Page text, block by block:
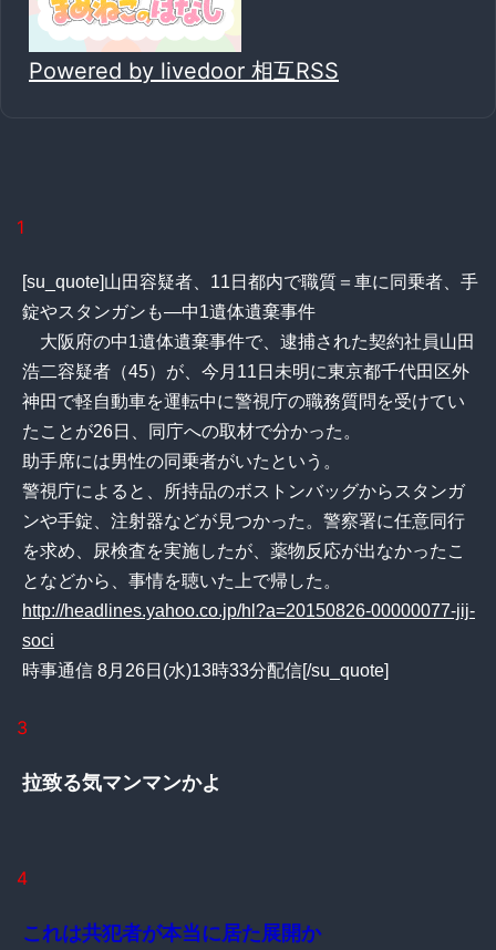
Powered by livedoor 相互RSS
1
[su_quote]山田容疑者、11日都内で職質＝車に同乗者、手
錠やスタンガンも―中1遺体遺棄事件
大阪府の中1遺体遺棄事件で、逮捕された契約社員山田
浩二容疑者（45）が、今月11日未明に東京都千代田区外
神田で軽自動車を運転中に警視庁の職務質問を受けてい
たことが26日、同庁への取材で分かった。
助手席には男性の同乗者がいたという。
警視庁によると、所持品のボストンバッグからスタンガ
ンや手錠、注射器などが見つかった。警察署に任意同行
を求め、尿検査を実施したが、薬物反応が出なかったこ
となどから、事情を聴いた上で帰した。
http://headlines.yahoo.co.jp/hl?a=20150826-00000077-jij-
soci
時事通信 8月26日(水)13時33分配信[/su_quote]
3
拉致る気マンマンかよ
4
これは共犯者が本当に居た展開か